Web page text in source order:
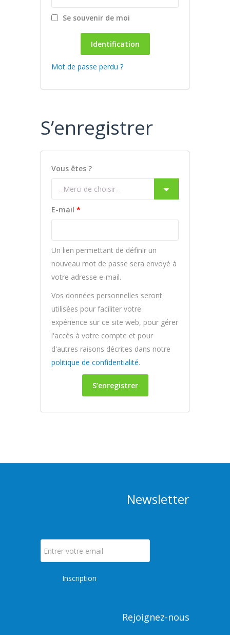
Se souvenir de moi
Identification
Mot de passe perdu ?
S’enregistrer
Vous êtes ?
E-mail *
Un lien permettant de définir un
nouveau mot de passe sera envoyé à
votre adresse e-mail.
Vos données personnelles seront
utilisées pour faciliter votre
expérience sur ce site web, pour gérer
l'accès à votre compte et pour
d'autres raisons décrites dans notre
politique de confidentialité.
S’enregistrer
Newsletter
Rejoignez-nous